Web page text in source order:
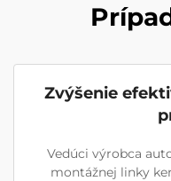
Zvýšenie
Vedúci výrobca
montážnej linky